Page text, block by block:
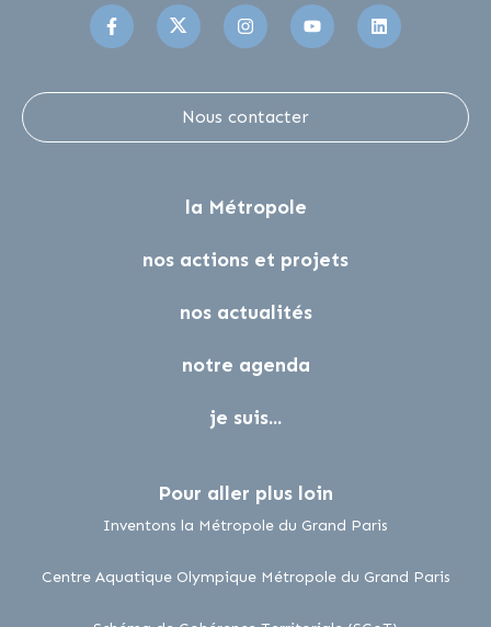
Suivez-nous sur Facebook
Suivez-nous sur Twitter
Suivez-nous surSuivez-nous sur
Nous contacter
la Métropole
nos actions et projets
nos actualités
notre agenda
je suis...
Pour aller plus loin
Inventons la Métropole du Grand Paris
Centre Aquatique Olympique Métropole du Grand Parislien